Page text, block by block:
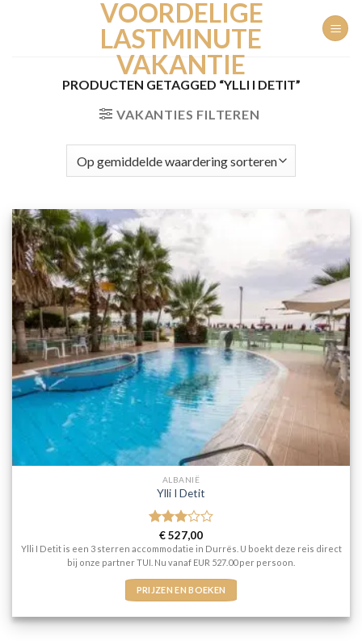
VOORDELIGE
LASTMINUTE
VAKANTIE
PRODUCTEN GETAGGED “YLLI I DETIT”
VAKANTIES FILTEREN
ALBANIË
Ylli I Detit
Gewaardeerd
3uit 5
€527,00
Ylli I Detit is een 3 sterren accommodatie in Durrës. U boekt deze reis direct
bij onze partner TUI. Nu vanaf EUR 527.00 per persoon.
PRIJZEN EN BOEKEN